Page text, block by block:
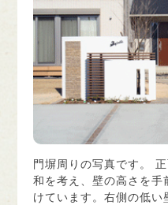
門塀周りの写真です。
和を考え、壁の高さを
けています。右側の低い